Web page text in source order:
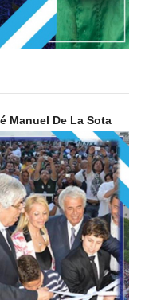
Manuel De La Sota